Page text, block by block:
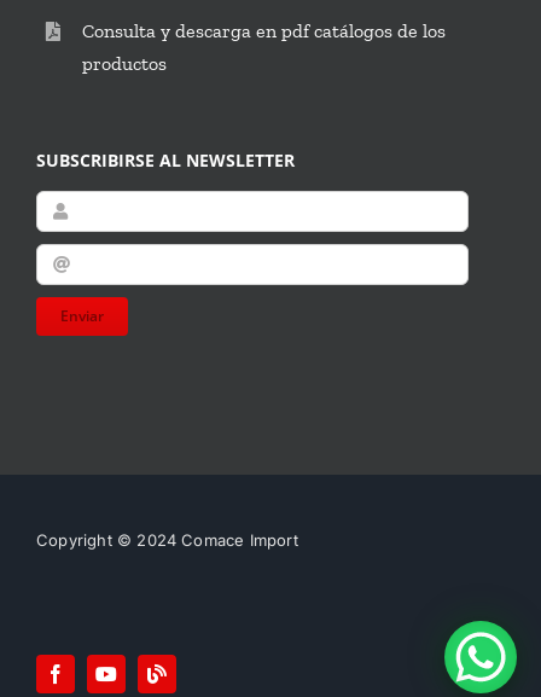
Consulta y descarga en pdf catálogos de los
productos
SUBSCRIBIRSE AL NEWSLETTER
Enviar
Copyright © 2024 Comace Import